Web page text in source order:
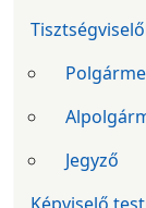
Jegyző